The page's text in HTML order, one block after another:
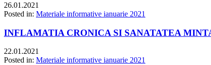
26.01.2021
Posted in: Materiale informative ianuarie 2021
INFLAMATIA CRONICA SI SANATATEA
22.01.2021
Posted in: Materiale informative ianuarie 2021